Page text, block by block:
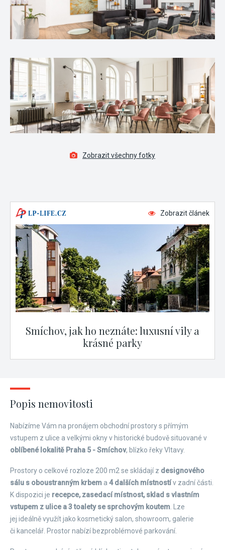
Zobrazit všechny fotky
Zobrazit článek
Smíchov, jak ho neznáte: luxusní vily a
krásné parky
Popis nemovitosti
Nabízíme Vám na pronájem obchodní prostory s přímým
vstupem z ulice a velkými okny v historické budově situované v
oblíbené lokalitě Praha 5 - Smíchov, blízko řeky Vltavy.
Prostory o celkové rozloze 200 m2 se skládají z designového
sálu s oboustranným krbem a 4 dalších místnostív zadní části.
K dispozici je recepce, zasedací místnost, sklad s vlastním
vstupem z ulice a 3 toalety se sprchovým koutem . Lze
jej ideálně využít jako kosmetický salon, showroom, galerie
či kancelář. Prostor nabízí bezproblémové parkování.